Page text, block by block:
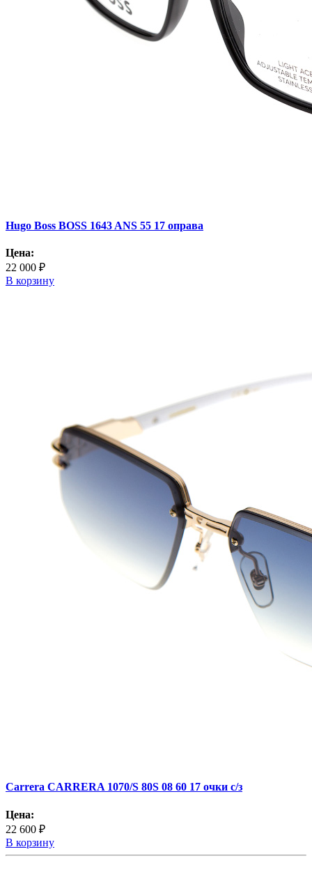
Hugo Boss BOSS 1643 ANS 55 17 оправа
Цена:
22 000 ₽
В корзину
Carrera CARRERA 1070/S 80S 08 60 17 очки с/з
Цена:
22 600 ₽
В корзину